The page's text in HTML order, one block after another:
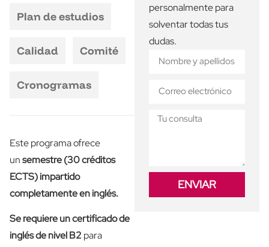
Plan de estudios
Calidad Comité
Cronogramas
Este programa ofrece
unsemestre (30 créditos
ECTS) impartido
completamente en inglés.
Se requiere un certificado de
inglés de nivel B2 para
personalmente para
solventar todas tus
dudas.
ENVIAR